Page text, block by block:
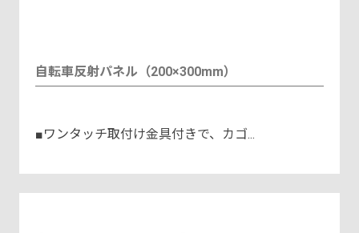
自転車反射パネル（200×300mm）
■ワンタッチ取付け金具付きで、カゴ...